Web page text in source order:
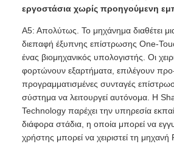
εργοστάσια χωρίς προηγούμενη
Α5: Απολύτως. Το μηχάνημα διαθέτει
διεπαφή έξυπνης επίστρωσης One-
ένας βιομηχανικός υπολογιστής. Οι
φορτώνουν εξαρτήματα, επιλέγουν
προγραμματισμένες συνταγές
σύστημα να λειτουργεί αυτόνομα. Η
Technology παρέχει την υπηρεσία
διάφορα στάδια, η οποία μπορεί να
χρήστης μπορεί να χειριστεί τη